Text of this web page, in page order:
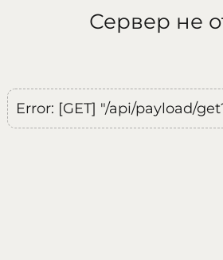
Сервер не
Error: [GET] "/api/payload/